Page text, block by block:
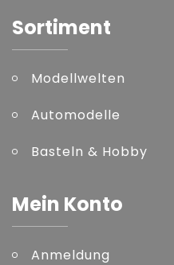
Sortiment
Modellwelten
Automodelle
Basteln & Hobby
Mein Konto
Anmeldung